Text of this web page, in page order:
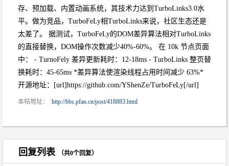
存、预加载、内置动画系统，其技术力达到TurboLinks3.0水
平。做为竞品，TurboFeLy相TurboLinks来说，社区生态还是
太差了。 据测试，TurboFeLy的DOM差异算法相对TurboLinks
的直接替换，DOM操作次数减少40%-60%。 在 10k 节点页面
中： - TurnoFely 差异更新耗时：12-18ms - TurboLinks 整页替
换耗时：45-65ms *差异算法使渲染线程占用时间减少 63%*
开源地址：[url]https://github.com/YShenZe/TurboFeLy[/url]
本帖地址： http://bbs.pfan.cn/post/418883.html
回复列表 （共0个回复）